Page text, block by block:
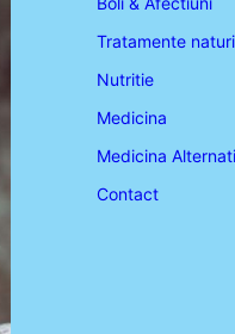
Tratamente
Nutritie
Medicina
Medicina
Contact